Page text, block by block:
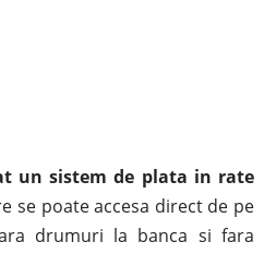
un sistem de plata in rate
se poate accesa direct de pe
drumuri la banca si fara